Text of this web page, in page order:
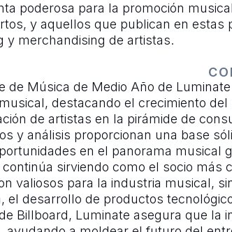
poderosa para la promoción
y aquellos que publican en
y merchandising de artistas.
de Música de Medio Año de
destacando el crecimiento
de artistas en la pirámide de
y análisis proporcionan una base
en el panorama musical
sirviendo como el socio
valiosos para la industria musical,
el desarrollo de productos
Billboard, Luminate asegura que la